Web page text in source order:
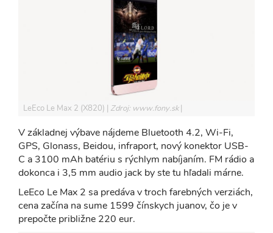
LeEco Le Max 2 (X820) Zdroj: www.fony.sk
V základnej výbave nájdeme Bluetooth 4.2, Wi-Fi,
GPS, Glonass, Beidou, infraport, nový konektor USB-
C a 3100 mAh batériu s rýchlym nabíjaním. FM rádio a
dokonca i 3,5 mm audio jack by ste tu hľadali márne.
LeEco Le Max 2 sa predáva v troch farebných verziách,
cena začína na sume 1599 čínskych juanov, čo je v
prepočte približne 220 eur.